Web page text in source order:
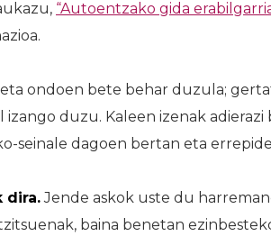
“Autoentzako gida
ondoen bete behar duzula;
duzu. Kaleen izenak adierazi
seinale dagoen bertan eta
dira.Jende askok uste du
baina benetan